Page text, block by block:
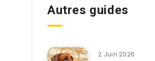
Autres guides
2 Juin 2026